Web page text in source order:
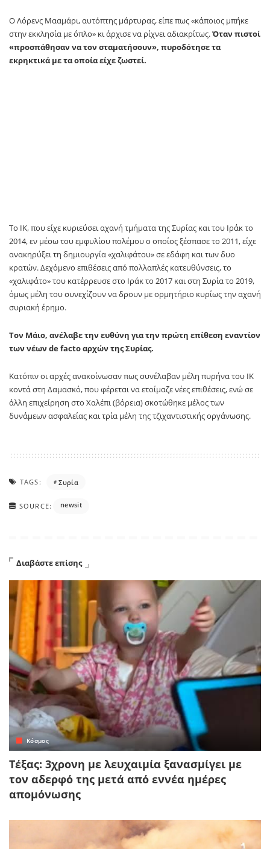
Ο Λόρενς Μααμάρι, αυτόπτης μάρτυρας, είπε πως «κάποιος μπήκε
στην εκκλησία με όπλο» κι άρχισε να ρίχνει αδιακρίτως.Όταν πιστοί
«προσπάθησαν να τον σταματήσουν», πυροδότησε τα
εκρηκτικά με τα οποία είχε ζωστεί.
Το ΙΚ, που είχε κυριεύσει αχανή τμήματα της Συρίας και του Ιράκ το
2014, εν μέσω του εμφυλίου πολέμου ο οποίος ξέσπασε το 2011, είχε
ανακηρύξει τη δημιουργία «χαλιφάτου» σε εδάφη και των δυο
κρατών. Δεχόμενο επιθέσεις από πολλαπλές κατευθύνσεις, το
«χαλιφάτο» του κατέρρευσε στο Ιράκ το 2017 και στη Συρία το 2019,
όμως μέλη του συνεχίζουν να δρουν με ορμητήριο κυρίως την αχανή
συριακή έρημο.
Τον Μάιο, ανέλαβε την ευθύνη για την πρώτη επίθεση εναντίον
των νέων de facto αρχών της Συρίας.
Κατόπιν οι αρχές ανακοίνωσαν πως συνέλαβαν μέλη πυρήνα του ΙΚ
κοντά στη Δαμασκό, που φέρεται να ετοίμαζε νέες επιθέσεις, ενώ σε
άλλη επιχείρηση στο Χαλέπι (βόρεια) σκοτώθηκε μέλος των
δυνάμεων ασφαλείας και τρία μέλη της τζιχαντιστικής οργάνωσης.
TAGS: Συρία
SOURCE: newsit
Διαβάστε επίσης
Κόσμος
Τέξας: 3χρονη με λευχαιμία ξανασμίγει με
τον αδερφό της μετά από εννέα ημέρες
απομόνωσης